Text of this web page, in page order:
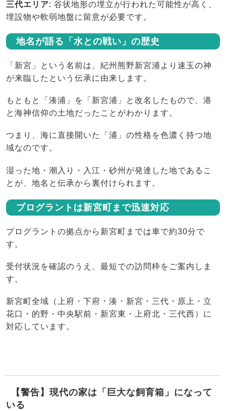
三代エリア: 谷状地形の埋立が行われた可能性が高く、
埋設物や軟弱地盤に留意が必要です。
地名が語る「水との戦い」の歴史
「新宮」という名前は、紀州熊野新宮浦より速玉の神
が来臨したという伝承に由来します。
もともと「湊浦」を「新宮浦」と改名したもので、港
と海神信仰の土地だったことがわかります。
つまり、海に直接開いた「浦」の性格を色濃く持つ地
域なのです。
湿った地・潮入り・入江・砂州が発達した地であるこ
とが、地名と伝承から裏付けられます。
プログラントは新宮町まで迅速対応
プログラントの拠点から新宮町までは車で約30分で
す。
受付状況を確認のうえ、最短での訪問枠をご案内しま
す。
新宮町全域（上府・下府・湊・新宮・三代・原上・立
花口・的野・中央駅前・新宮東・上府北・三代西）に
対応しています。
【警告】現代の家は「巨大な飼育箱」になって
いる